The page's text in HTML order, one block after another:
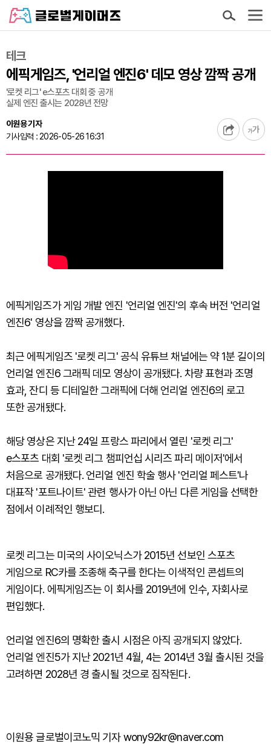
테크
에픽게임즈, '언리얼 엔진6' 데모 영상 깜짝 공개
'로켓 리그' e스포츠 대회 중 공개
실제 엔진 출시는 2028년 전망
이원용 기자
기사입력 : 2026-05-26 16:31
에픽게임즈가 게임 개발 엔진 '언리얼 엔진'의 후속 버전 '언리얼
엔진6' 영상을 깜짝 공개했다.
최근 에픽게임즈 '로켓 리그' 공식 유튜브 채널에는 약 1분 길이의
언리얼 엔진6 그래픽 데모 영상이 공개됐다. 차량 표현과 조명
효과, 잔디 등 디테일한 그래픽에 더해 언리얼 엔진6의 로고
또한 공개됐다.
해당 영상은 지난 24일 프랑스 파리에서 열린 '로켓 리그'
e스포츠 대회 '로켓 리그 챔피언십 시리즈 파리 메이저'에서
처음으로 공개됐다. 언리얼 엔진 학술 행사 '언리얼 페스트'나
대표작 '포트나이트' 관련 행사가 아닌 아닌 다른 게임을 선택한
점에서 이례적인 행보디.
로켓 리그는 미국의 사이오닉스가 2015년 선보인 스포츠
게임으로 RC카를 조종해 축구를 한다는 이색적인 콘셉트의
게임이다. 에픽게임즈는 이 회사를 2019년에 인수, 자회사로
편입했다.
언리얼 엔진6의 명확한 출시 시점은 아직 공개되지 않았다.
언리얼 엔진5가 지난 2021년 4월, 4는 2014년 3월 출시된 것을
고려하면 2028년 경 출시될 것으로 짐작된다.
이원용 글로벌이코노믹 기자 wony92kr@naver.com